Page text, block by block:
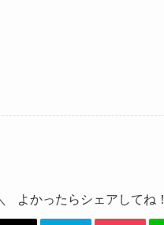
よかったらシェアしてね！